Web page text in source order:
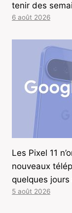
tenir des
6 août 2026
Les Pixel 11
nouveaux
quelques
5 août 2026